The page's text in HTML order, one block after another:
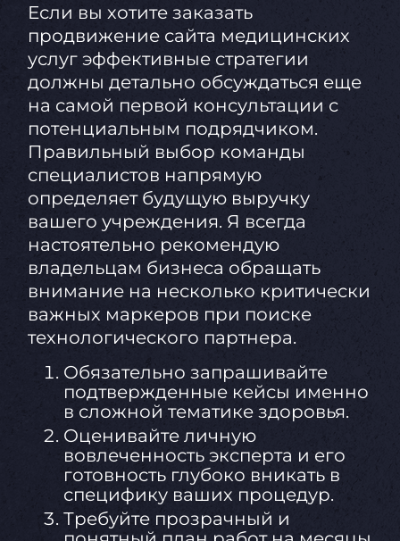
Если вы хотите заказать
продвижение сайта медицинских
услуг эффективные стратегии
должны детально обсуждаться еще
на самой первой консультации с
потенциальным подрядчиком.
Правильный выбор команды
специалистов напрямую
определяет будущую выручку
вашего учреждения. Я всегда
настоятельно рекомендую
владельцам бизнеса обращать
внимание на несколько критически
важных маркеров при поиске
технологического партнера.
Обязательно запрашивайте
подтвержденные кейсы именно
в сложной тематике здоровья.
Оценивайте личную
вовлеченность эксперта и его
готовность глубоко вникать в
специфику ваших процедур.
Требуйте прозрачный и